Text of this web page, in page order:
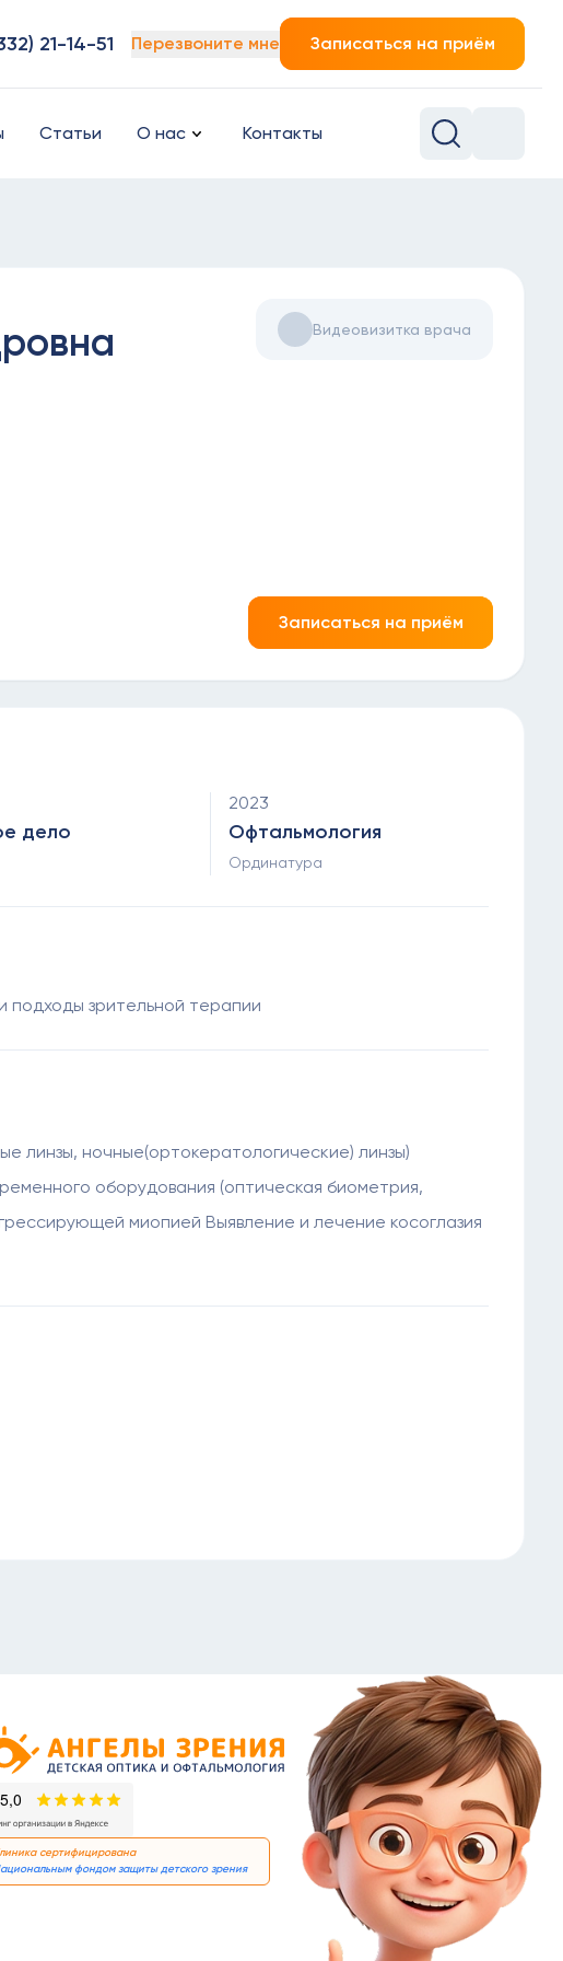
21-14-51 Перезвоните мне Записаться на приём
Статьи О нас Контакты
Видеовизитка врача
Записаться на приём
дело
2023
Офтальмология
Ординатура
подходы зрительной терапии
линзы, ночные(ортокератологические) линзы)
оборудования (оптическая биометрия,
миопией Выявление и лечение косоглазия
офтальмология Ангелы зрения!
сертифицирована
фондом защиты детского зрения